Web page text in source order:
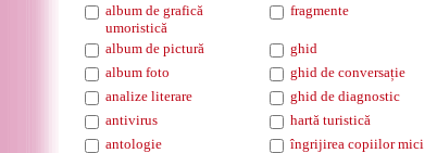
album de grafică
umoristică
fragmente
album de pictură ghid
album foto
ghid de conversație
analize literare
ghid de diagnostic
antivirus
hartă turistică
antologie
îngrijirea copiilor mici